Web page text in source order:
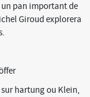
un pan important de
Giroud explorera
hartung ou Klein,